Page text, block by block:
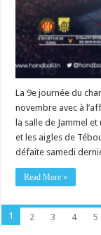
La 9e journée du
novembre avec à
la salle de Jammel et
et les aigles de
défaite samedi
Read More »
1 2 3 4 5